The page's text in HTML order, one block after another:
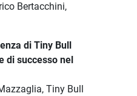
di Tiny Bull
di successo nel
Tiny Bull